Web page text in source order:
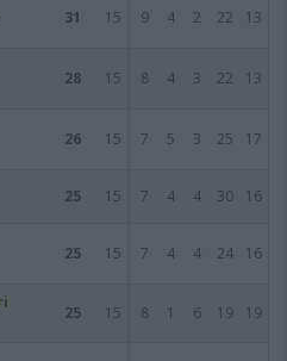
31 15 9 4 2 22 13
28 15 8 4 3 22 13
26 15 7 5 3 25 17
25 15 7 4 4 30 16
25 15 7 4 4 24 16
25 15 8 1 6 19 19